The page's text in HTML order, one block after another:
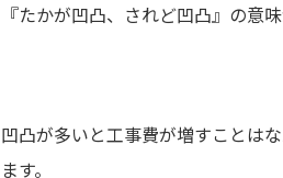
『たかが凹凸、されど凹凸』の意
凹凸が多いと工事費が増すことは
ます。